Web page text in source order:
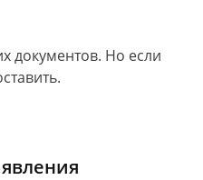
документов. Но если